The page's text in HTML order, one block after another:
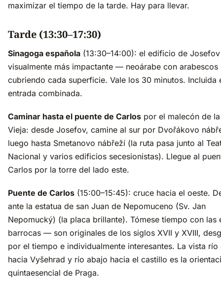
maximizar el tiempo de la tarde. Hay para llevar.
Tarde (13:30–17:30)
Sinagoga española (13:30–14:00): el edificio de Josefov
visualmente más impactante — neoárabe con arabescos
cubriendo cada superficie. Vale los 30 minutos. Incluida
entrada combinada.
Caminar hasta el puente de Carlos por el malecón de
Vieja: desde Josefov, camine al sur por Dvořákovo
luego hasta Smetanovo nábřeží (la ruta pasa junto al
Nacional y varios edificios secesionistas). Llegue al
Carlos por la torre del lado este.
Puente de Carlos (15:00–15:45): cruce hacia el oeste.
ante la estatua de san Juan de Nepomuceno (Sv. Jan
Nepomucký) (la placa brillante). Tómese tiempo con las
barrocas — son originales de los siglos XVII y XVIII,
por el tiempo e individualmente interesantes. La vista río
hacia Vyšehrad y río abajo hacia el castillo es la
quintaesencial de Praga.